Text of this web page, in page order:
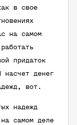
в свое
на самом
придаток
денег
вот.
надежд
самом деле